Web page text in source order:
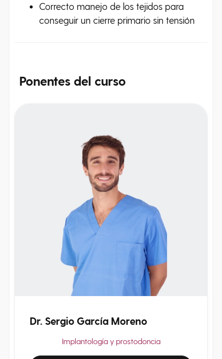
Correcto manejo de los tejidos para
conseguir un cierre primario sin tensión
Ponentes del curso
Dr. Sergio García Moreno
Implantología y prostodoncia